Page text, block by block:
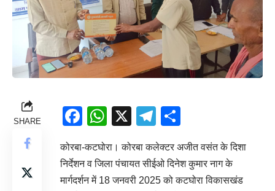
SHARE Facebook
WhatsApp
X Telegram
कोरबा-कटघोरा। कोरबा कलेक्टर अजीत वसंत के दिशा
निर्देशन व जिला पंचायत सीईओ दिनेश कुमार नाग के
मार्गदर्शन में 18 जनवरी 2025 को कटघोरा विकासखंड